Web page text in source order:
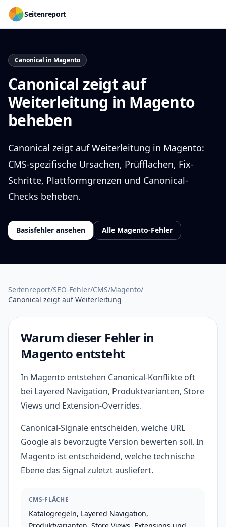
Seitenreport
Canonical in Magento
Canonical zeigt auf
Weiterleitung in Magento
beheben
Canonical zeigt auf Weiterleitung in Magento:
CMS-spezifische Ursachen, Prüfflächen, Fix-
Schritte, Plattformgrenzen und Canonical-
Checks beheben.
Basisfehler ansehen Alle Magento-Fehler
Seitenreport/SEO-Fehler/CMS/Magento/
Canonical zeigt auf Weiterleitung
Warum dieser Fehler in
Magento entsteht
In Magento entstehen Canonical-Konflikte oft
bei Layered Navigation, Produktvarianten, Store
Views und Extension-Overrides.
Canonical-Signale entscheiden, welche URL
Google als bevorzugte Version bewerten soll. In
Magento ist entscheidend, welche technische
Ebene das Signal zuletzt ausliefert.
CMS-FLÄCHE
Katalogregeln, Layered Navigation,